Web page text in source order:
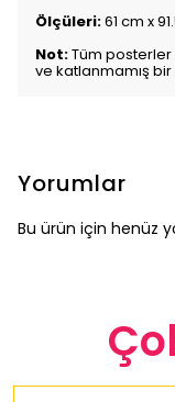
Ölçüleri:61 cm x
Not:Tüm posterler
ve katlanmamış
Yorumlar
Bu ürün için henüz